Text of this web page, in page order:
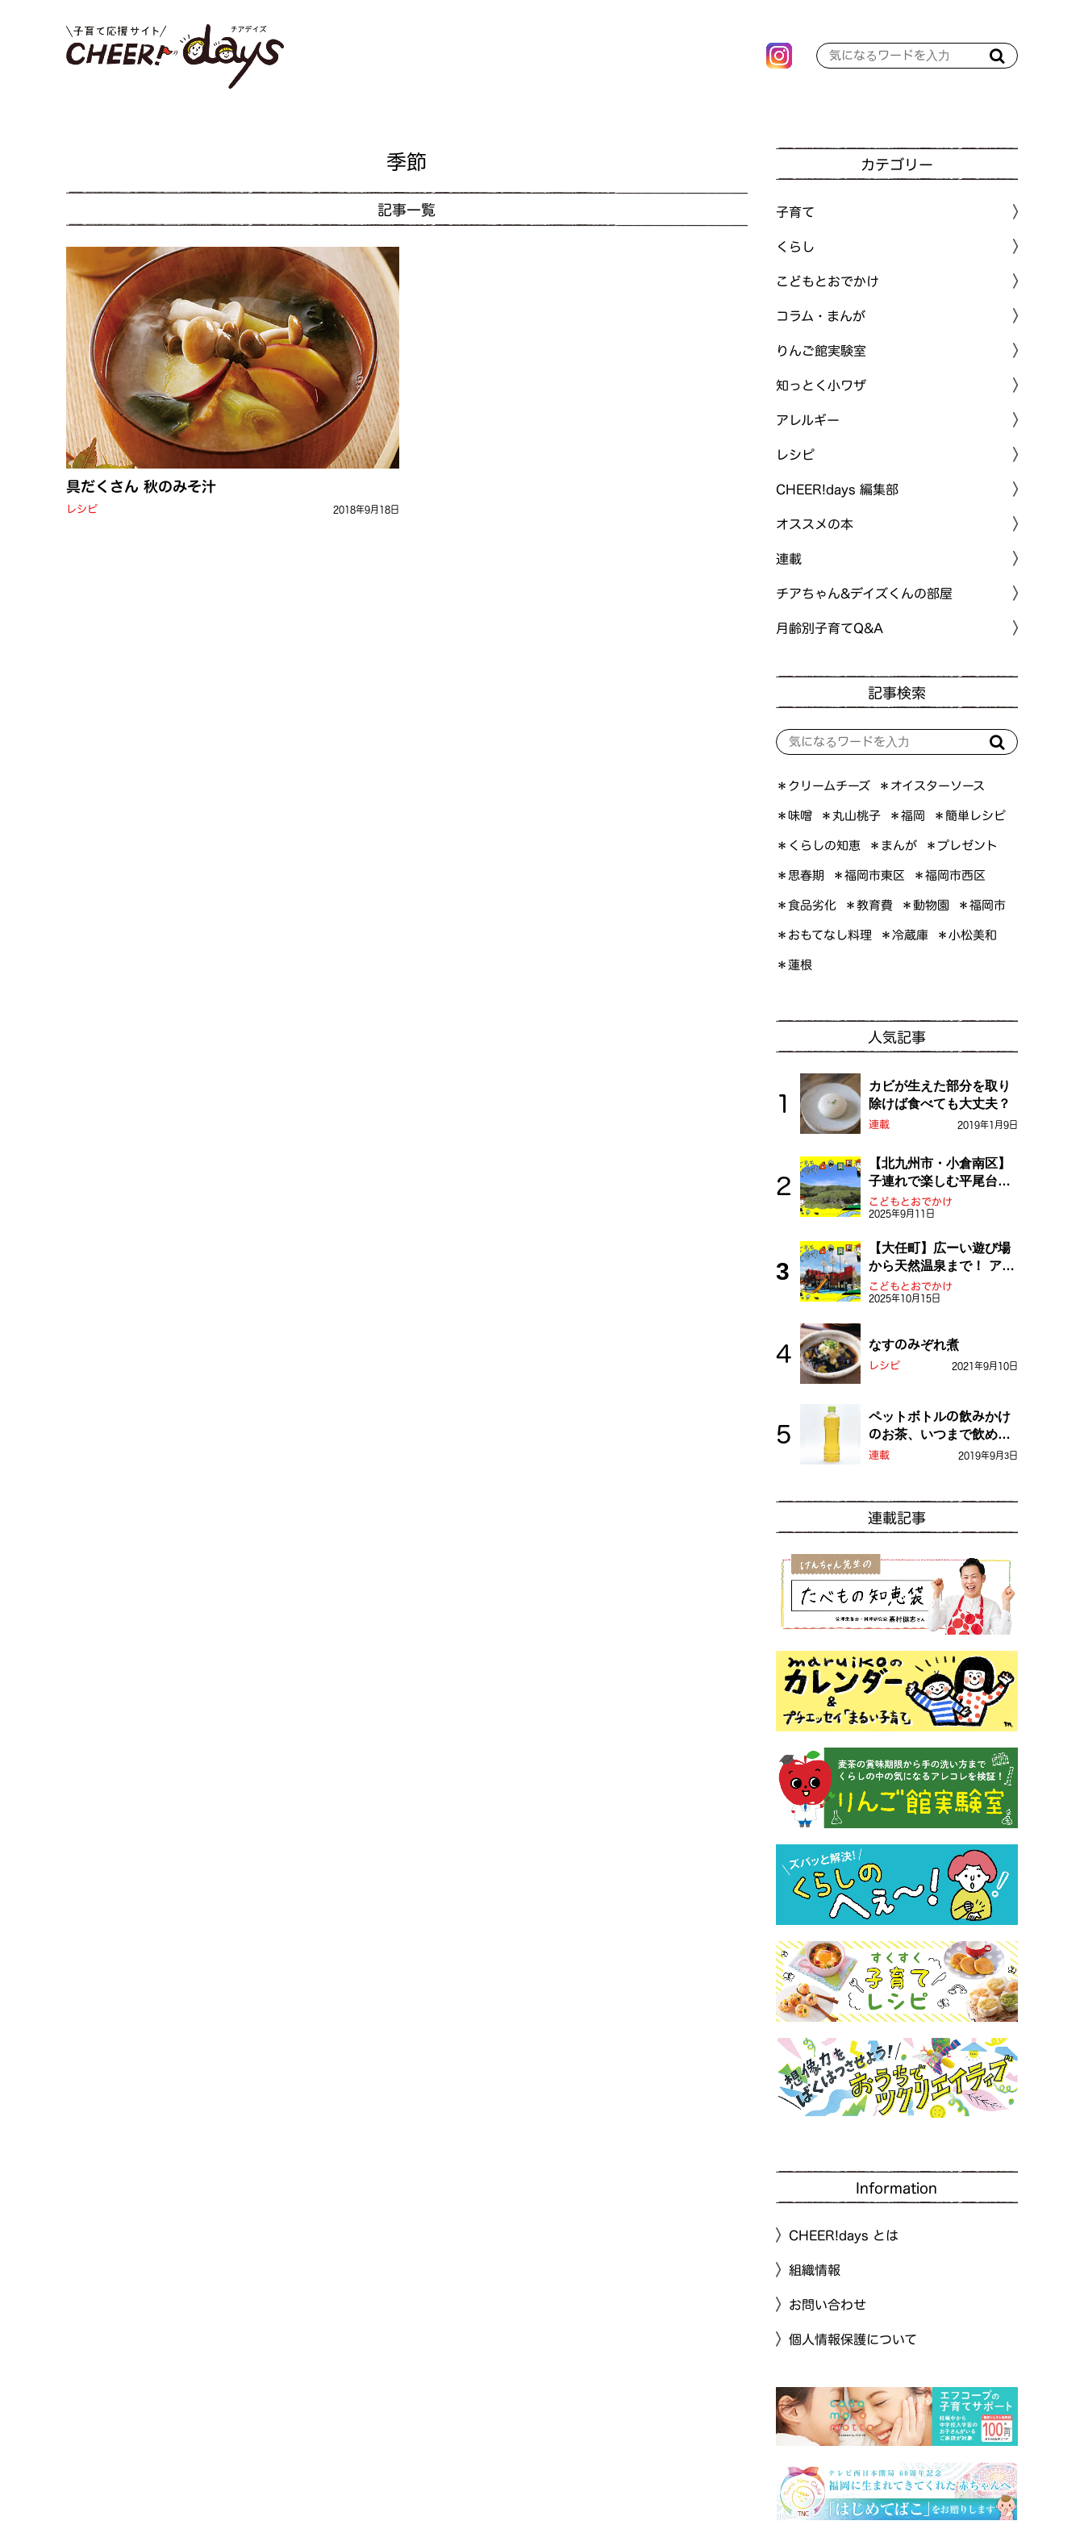
季節
記事一覧
具だくさん 秋のみそ汁
レシピ 2018年9月18日
カテゴリー
子育て
くらし
こどもとおでかけ
コラム・まんが
りんご館実験室
知っとく小ワザ
アレルギー
レシピ
CHEER!days 編集部
オススメの本
連載
チアちゃん&デイズくんの部屋
月齢別子育てQ&A
記事検索
＊クリームチーズ ＊オイスターソース
＊味噌 ＊丸山桃子 ＊福岡 ＊簡単レシピ
＊くらしの知恵 ＊まんが ＊プレゼント
＊思春期 ＊福岡市東区 ＊福岡市西区
＊食品劣化 ＊教育費 ＊動物園 ＊福岡市
＊おもてなし料理 ＊冷蔵庫 ＊小松美和
＊蓮根
人気記事
カビが生えた部分を取り
除けば食べても大丈夫？
連載 2019年1月9日
【北九州市・小倉南区】
子連れで楽しむ平尾台！
ふしぎな草原や千仏鍾乳
洞を探検しよう！
こどもとおでかけ
2025年9月11日
【大任町】広ーい遊び場
から天然温泉まで！ アミ
ューズメントな道の駅・
おおとう桜街道
こどもとおでかけ
2025年10月15日
なすのみぞれ煮
レシピ 2021年9月10日
ペットボトルの飲みかけ
のお茶、いつまで飲め
る？
連載 2019年9月3日
連載記事
Information
CHEER!days とは
組織情報
お問い合わせ
個人情報保護について